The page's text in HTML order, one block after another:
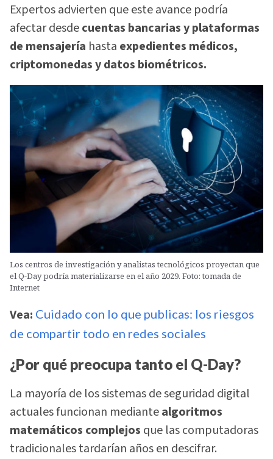
Expertos advierten que este avance podría
afectar desdecuentas bancarias y plataformas
de mensajería hasta expedientes médicos,
criptomonedas y datos biométricos.
Los centros de investigación y analistas tecnológicos proyectan que
el Q-Day podría materializarse en el año 2029. Foto: tomada de
Internet
Vea: Cuidado con lo que publicas: los riesgos
de compartir todo en redes sociales
¿Por qué preocupa tanto el Q-Day?
La mayoría de los sistemas de seguridad digital
actuales funcionan mediantealgoritmos
matemáticos complejos que las computadoras
tradicionales tardarían años en descifrar.